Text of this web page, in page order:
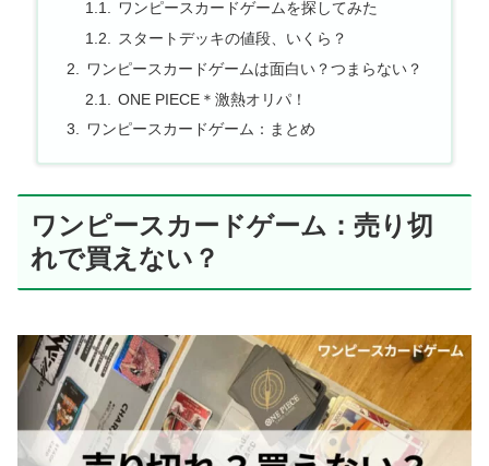
ワンピースカードゲームを探してみた
スタートデッキの値段、いくら？
ワンピースカードゲームは面白い？つまらない？
ONE PIECE＊激熱オリパ！
ワンピースカードゲーム：まとめ
ワンピースカードゲーム：売り切
れで買えない？